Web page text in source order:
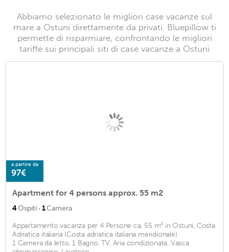
Abbiamo selezionato le migliori case vacanze sul
mare a Ostuni direttamente da privati. Bluepillow ti
permette di risparmiare, confrontando le migliori
tariffe sui principali siti di case vacanze a Ostuni
a partire da
97€
Apartment for 4 persons approx. 55 m2
4Ospiti · 1Camera
Appartamento vacanza per 4 Persone ca. 55 m² in Ostuni, Costa
Adriatica italiana (Costa adriatica italiana meridionale)
1 Camera da letto, 1 Bagno, TV, Aria condizionata, Vasca